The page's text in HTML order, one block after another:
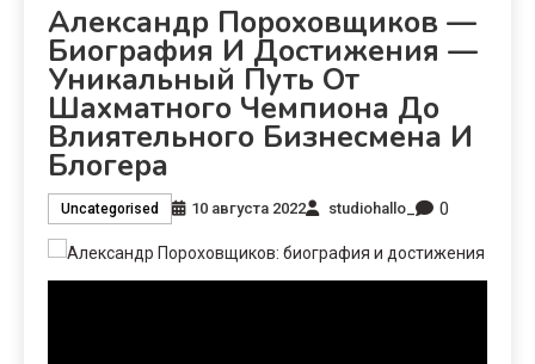
Александр Пороховщиков —
Биография И Достижения —
Уникальный Путь От
Шахматного Чемпиона До
Влиятельного Бизнесмена И
Блогера
Uncategorised 10 августа 2022 studiohallo_ 0